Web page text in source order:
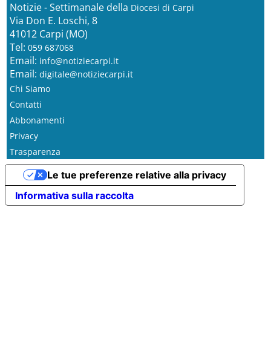
Notizie - Settimanale della Diocesi di Carpi
Via Don E. Loschi, 8
41012 Carpi (MO)
Tel: 059 687068
Email: info@notiziecarpi.it
Email: digitale@notiziecarpi.it
Chi Siamo
Contatti
Abbonamenti
Privacy
Trasparenza
Informativa sulla raccolta
Le tue preferenze relative alla privacy